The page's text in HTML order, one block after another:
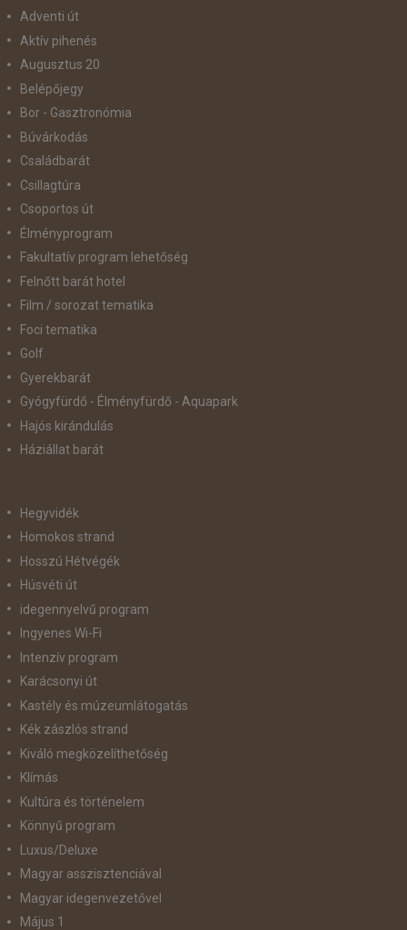
Adventi út
Aktív pihenés
Augusztus 20
Belépőjegy
Bor - Gasztronómia
Búvárkodás
Családbarát
Csillagtúra
Csoportos út
Élményprogram
Fakultatív program lehetőség
Felnőtt barát hotel
Film / sorozat tematika
Foci tematika
Golf
Gyerekbarát
Gyógyfürdő - Élményfürdő - Aquapark
Hajós kirándulás
Háziállat barát
Hegyvidék
Homokos strand
Hosszú Hétvégék
Húsvéti út
idegennyelvű program
Ingyenes Wi-Fi
Intenzív program
Karácsonyi út
Kastély és múzeumlátogatás
Kék zászlós strand
Kiváló megközelíthetőség
Klímás
Kultúra és történelem
Könnyű program
Luxus/Deluxe
Magyar asszisztenciával
Magyar idegenvezetővel
Május 1